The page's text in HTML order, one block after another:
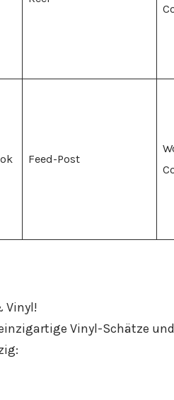
Feed-Post
Vinyl!
Vinyl-Schätze